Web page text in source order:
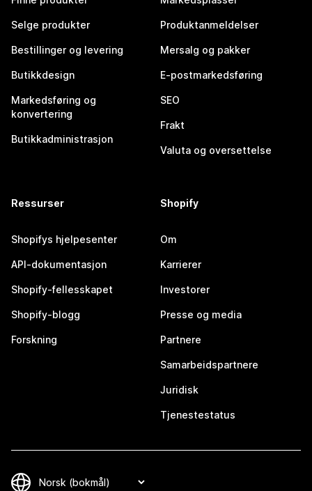
Selge produkter
Bestillinger og levering
Butikkdesign
Markedsføring og
konvertering
Butikkadministrasjon
Produktanmeldelser
Mersalg og pakker
E-postmarkedsføring
SEO
Frakt
Valuta og oversettelse
Ressurser
Shopifys hjelpesenter
API-dokumentasjon
Shopify-fellesskapet
Shopify-blogg
Forskning
Shopify
Om
Karrierer
Investorer
Presse og media
Partnere
Samarbeidspartnere
Juridisk
Tjenestestatus